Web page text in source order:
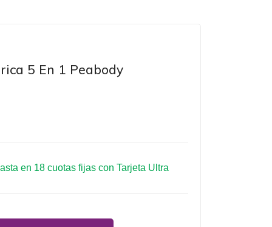
5 En 1 Peabody
en 18 cuotas fijas con Tarjeta Ultra